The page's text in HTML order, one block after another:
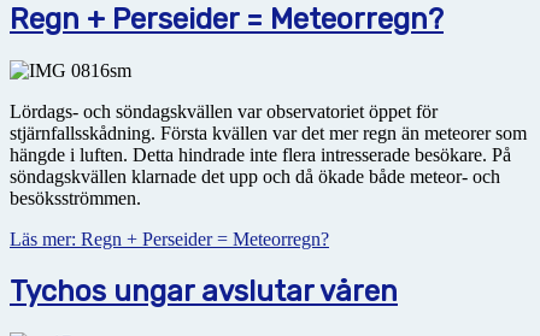
Regn + Perseider = Meteorregn?
Lördags- och söndagskvällen var observatoriet öppet för
stjärnfallsskådning. Första kvällen var det mer regn än meteorer som
hängde i luften. Detta hindrade inte flera intresserade besökare. På
söndagskvällen klarnade det upp och då ökade både meteor- och
besöksströmmen.
Läs mer: Regn + Perseider = Meteorregn?
Tychos ungar avslutar våren